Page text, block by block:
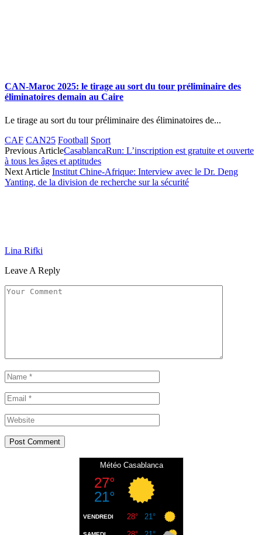
CAN-Maroc 2025: le tirage au sort du tour préliminaire des
éliminatoires demain au Caire
Le tirage au sort du tour préliminaire des éliminatoires de...
CAF CAN25 Football Sport
Previous ArticleCasablancaRun: L’inscription est gratuite et ouverte
à tous les âges et aptitudes
Next Article Institut Chine-Afrique: Interview avec le Dr. Deng
Yanting, de la division de recherche sur la sécurité
Lina Rifki
Leave A Reply